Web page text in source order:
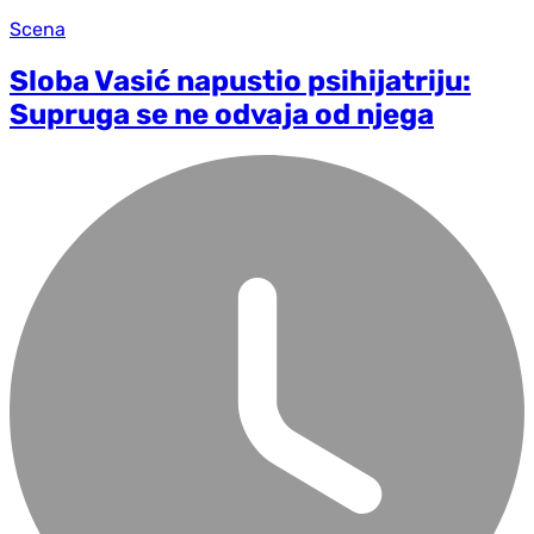
Scena
Sloba Vasić napustio psihijatriju:
Supruga se ne odvaja od njega